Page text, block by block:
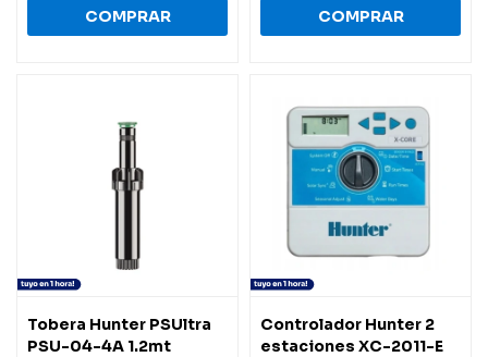
Tobera Hunter PSUltra
PSU-04-4A 1.2mt
Controlador Hunter 2
estaciones XC-2011-E